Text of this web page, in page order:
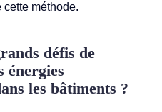
cette méthode.
défis de
énergies
les bâtiments ?